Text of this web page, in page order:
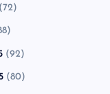
(92)
(80)